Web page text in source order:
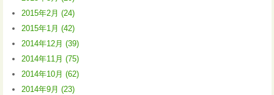
2015年2月 (24)
2015年1月 (42)
2014年12月 (39)
2014年11月 (75)
2014年10月 (62)
2014年9月 (23)